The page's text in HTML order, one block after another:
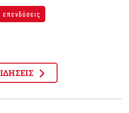
επενδύσεις